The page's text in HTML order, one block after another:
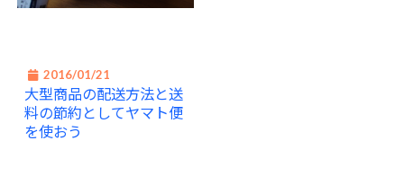
2016/01/21
大型商品の配送方法と送
料の節約としてヤマト便
を使おう